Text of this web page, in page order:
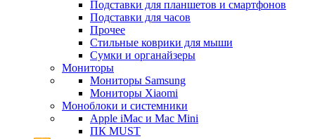
Подставки для планшетов и смартфонов
Подставки для часов
Прочее
Стильные коврики для мыши
Сумки и органайзеры
Мониторы
Мониторы Samsung
Мониторы Xiaomi
Моноблоки и системники
Apple iMac и Mac Mini
ПК MUST